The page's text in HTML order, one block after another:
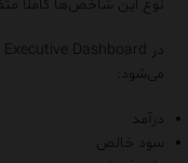
نوع این شاخص‌ها کاملاً
می‌شود:
درآمد
سود خالص